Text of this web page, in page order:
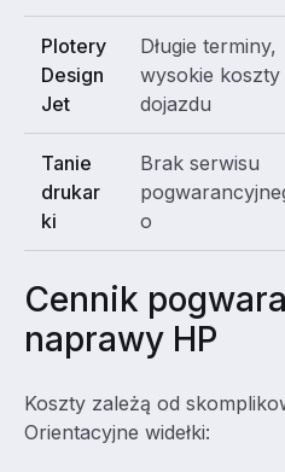
Plotery
Design
Jet
Długie terminy,
wysokie koszty
dojazdu
Tanie
drukar
ki
Brak serwisu
o
Cennik
naprawy HP
Koszty zależą od
Orientacyjne widełki: